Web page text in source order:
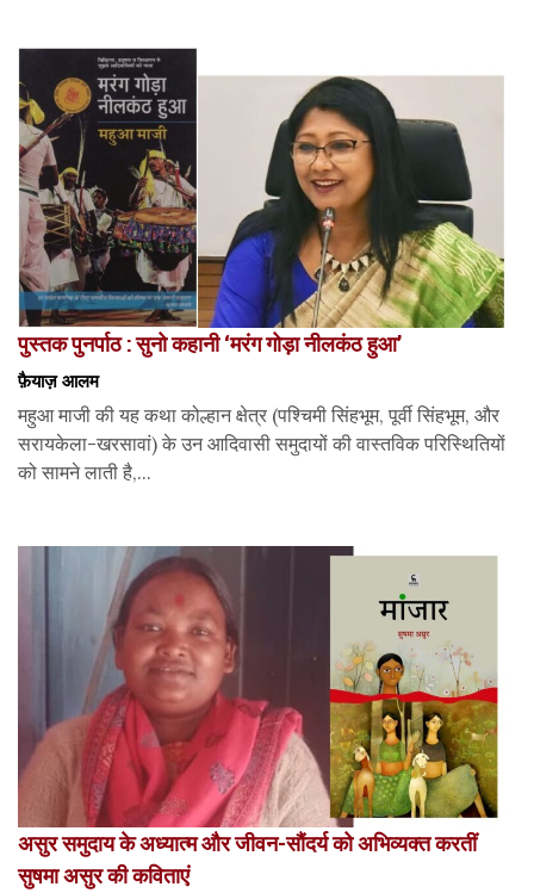
पुस्तक पुनर्पाठ : सुनो कहानी ‘मरंग गोड़ा नीलकंठ हुआ’
फ़ैयाज़ आलम
महुआ माजी की यह कथा कोल्हान क्षेत्र (पश्चिमी सिंहभूम, पूर्वी सिंहभूम, और
सरायकेला-खरसावां) के उन आदिवासी समुदायों की वास्तविक परिस्थितियों
को सामने लाती है,...
असुर समुदाय के अध्यात्म और जीवन-सौंदर्य को अभिव्यक्त करतीं
सुषमा असुर की कविताएं